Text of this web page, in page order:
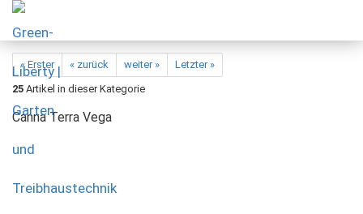
« Erster « zurück weiter »
Letzter »
25 Artikel in dieser Kategorie
Canna Terra Vega